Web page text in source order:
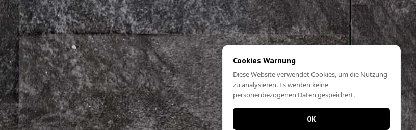
Cookies Warnung
Diese Website verwendet Cookies, um die Nutzung
zu analysieren. Es werden keine
personenbezogenen Daten gespeichert.
OK